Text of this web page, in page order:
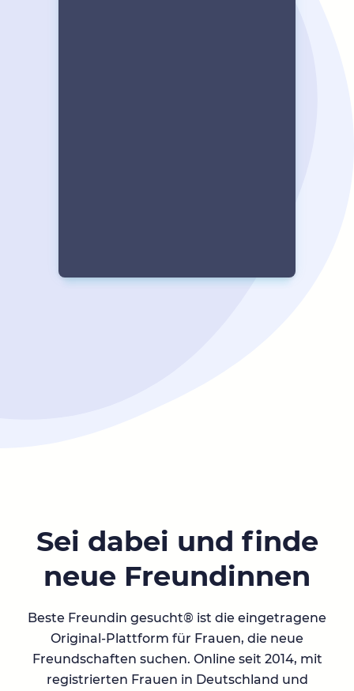
Sei dabei und finde
neue Freundinnen
Beste Freundin gesucht® ist die eingetragene
Original-Plattform für Frauen, die neue
Freundschaften suchen. Online seit 2014, mit
registrierten Frauen in Deutschland und